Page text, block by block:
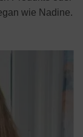
wie Nadine.